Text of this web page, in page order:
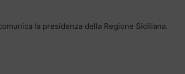
la presidenza della Regione Siciliana.